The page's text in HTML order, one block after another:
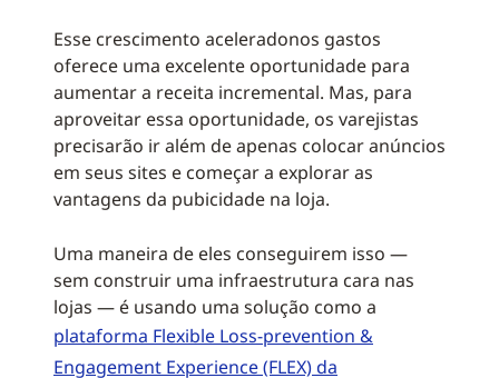
Esse crescimento aceleradonos gastos
oferece uma excelente oportunidade para
aumentar a receita incremental. Mas, para
aproveitar essa oportunidade, os varejistas
precisarão ir além de apenas colocar anúncios
em seus sites e começar a explorar as
vantagens da pubicidade na loja.
Uma maneira de eles conseguirem isso —
sem construir uma infraestrutura cara nas
lojas — é usando uma solução como a
plataforma Flexible Loss-prevention &
Engagement Experience (FLEX) da